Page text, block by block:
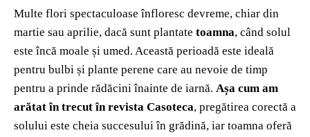
Multe flori spectaculoase înfloresc devreme, chiar din
martie sau aprilie, dacă sunt plantate toamna, când solul
este încă moale și umed. Această perioadă este ideală
pentru bulbi și plante perene care au nevoie de timp
pentru a prinde rădăcini înainte de iarnă. Așa cum am
arătat în trecut în revista Casoteca, pregătirea corectă a
solului este cheia succesului în grădină, iar toamna oferă